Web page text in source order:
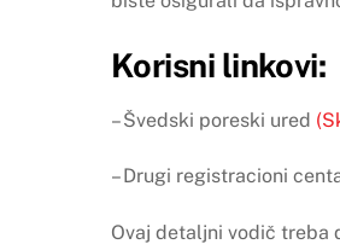
Korisni linkovi:
– Švedski poreski ured
– Drugi registracioni
Ovaj detaljni vodič treba